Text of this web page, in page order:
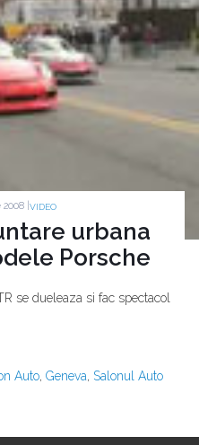
| VIDEO
urbana
Porsche
se dueleaza si fac spectacol
Auto, Geneva, Salonul Auto